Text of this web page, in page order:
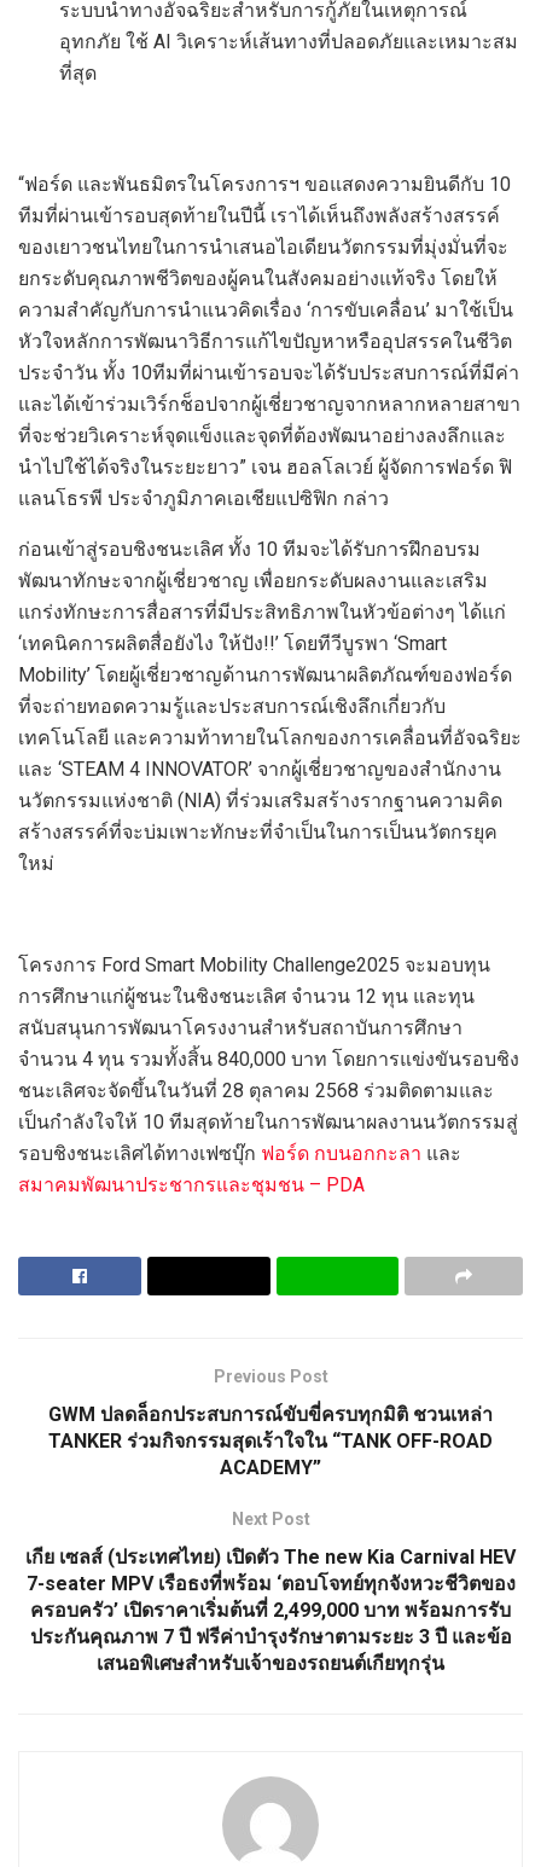
ระบบนำทางอัจฉริยะสำหรับการกู้ภัยในเหตุการณ์
อุทกภัย ใช้ AI วิเคราะห์เส้นทางที่ปลอดภัยและเหมาะสม
ที่สุด
“ฟอร์ด และพันธมิตรในโครงการฯ ขอแสดงความยินดีกับ 10
ทีมที่ผ่านเข้ารอบสุดท้ายในปีนี้ เราได้เห็นถึงพลังสร้างสรรค์
ของเยาวชนไทยในการนำเสนอไอเดียนวัตกรรมที่มุ่งมั่นที่จะ
ยกระดับคุณภาพชีวิตของผู้คนในสังคมอย่างแท้จริง โดยให้
ความสำคัญกับการนำแนวคิดเรื่อง ‘การขับเคลื่อน’ มาใช้เป็น
หัวใจหลักการพัฒนาวิธีการแก้ไขปัญหาหรืออุปสรรคในชีวิต
ประจำวัน ทั้ง 10ทีมที่ผ่านเข้ารอบจะได้รับประสบการณ์ที่มีค่า
และได้เข้าร่วมเวิร์กช็อปจากผู้เชี่ยวชาญจากหลากหลายสาขา
ที่จะช่วยวิเคราะห์จุดแข็งและจุดที่ต้องพัฒนาอย่างลงลึกและ
นำไปใช้ได้จริงในระยะยาว” เจน ฮอลโลเวย์ ผู้จัดการฟอร์ด ฟิ
แลนโธรพี ประจำภูมิภาคเอเชียแปซิฟิก กล่าว
ก่อนเข้าสู่รอบชิงชนะเลิศ ทั้ง 10 ทีมจะได้รับการฝึกอบรม
พัฒนาทักษะจากผู้เชี่ยวชาญ เพื่อยกระดับผลงานและเสริม
แกร่งทักษะการสื่อสารที่มีประสิทธิภาพในหัวข้อต่างๆ ได้แก่
‘เทคนิคการผลิตสื่อยังไง ให้ปัง!!’ โดยทีวีบูรพา ‘Smart
Mobility’ โดยผู้เชี่ยวชาญด้านการพัฒนาผลิตภัณฑ์ของฟอร์ด
ที่จะถ่ายทอดความรู้และประสบการณ์เชิงลึกเกี่ยวกับ
เทคโนโลยี และความท้าทายในโลกของการเคลื่อนที่อัจฉริยะ
และ ‘STEAM 4 INNOVATOR’ จากผู้เชี่ยวชาญของสำนักงาน
นวัตกรรมแห่งชาติ (NIA) ที่ร่วมเสริมสร้างรากฐานความคิด
สร้างสรรค์ที่จะบ่มเพาะทักษะที่จำเป็นในการเป็นนวัตกรยุค
ใหม่
โครงการ Ford Smart Mobility Challenge2025 จะมอบทุน
การศึกษาแก่ผู้ชนะในชิงชนะเลิศ จำนวน 12 ทุน และทุน
สนับสนุนการพัฒนาโครงงานสำหรับสถาบันการศึกษา
จำนวน 4 ทุน รวมทั้งสิ้น 840,000 บาท โดยการแข่งขันรอบชิง
ชนะเลิศจะจัดขึ้นในวันที่ 28 ตุลาคม 2568 ร่วมติดตามและ
เป็นกำลังใจให้ 10 ทีมสุดท้ายในการพัฒนาผลงานนวัตกรรมสู่
รอบชิงชนะเลิศได้ทางเฟซบุ๊ก ฟอร์ด กบนอกกะลา และ
สมาคมพัฒนาประชากรและชุมชน – PDA
Previous Post
GWM ปลดล็อกประสบการณ์ขับขี่ครบทุกมิติ ชวนเหล่า
TANKER ร่วมกิจกรรมสุดเร้าใจใน “TANK OFF-ROAD
ACADEMY”
Next Post
เกีย เซลส์ (ประเทศไทย) เปิดตัว The new Kia Carnival HEV
7-seater MPV เรือธงที่พร้อม ‘ตอบโจทย์ทุกจังหวะชีวิตของ
ครอบครัว’ เปิดราคาเริ่มต้นที่ 2,499,000 บาท พร้อมการรับ
ประกันคุณภาพ 7 ปี ฟรีค่าบำรุงรักษาตามระยะ 3 ปี และข้อ
เสนอพิเศษสำหรับเจ้าของรถยนต์เกียทุกรุ่น